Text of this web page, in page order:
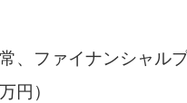
常、ファイナンシャル
円）